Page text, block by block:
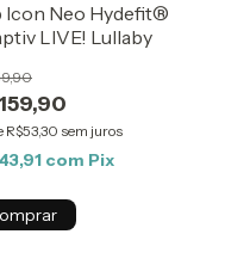
Icon Neo Hydefit®
LIVE! Lullaby
R$53,30 sem juros
com Pix